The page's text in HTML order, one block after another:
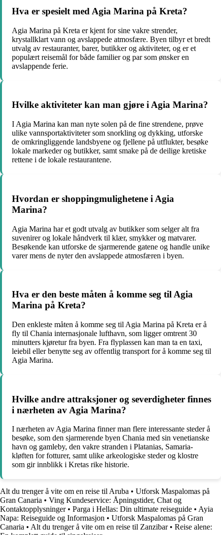
Hva er spesielt med Agia Marina på Kreta?
Agia Marina på Kreta er kjent for sine vakre strender,
krystallklart vann og avslappede atmosfære. Byen tilbyr et bredt
utvalg av restauranter, barer, butikker og aktiviteter, og er et
populært reisemål for både familier og par som ønsker en
avslappende ferie.
Hvilke aktiviteter kan man gjøre i Agia Marina?
I Agia Marina kan man nyte solen på de fine strendene, prøve
ulike vannsportaktiviteter som snorkling og dykking, utforske
de omkringliggende landsbyene og fjellene på utflukter, besøke
lokale markeder og butikker, samt smake på de deilige kretiske
rettene i de lokale restaurantene.
Hvordan er shoppingmulighetene i Agia
Marina?
Agia Marina har et godt utvalg av butikker som selger alt fra
suvenirer og lokale håndverk til klær, smykker og matvarer.
Besøkende kan utforske de sjarmerende gatene og handle unike
varer mens de nyter den avslappede atmosfæren i byen.
Hva er den beste måten å komme seg til Agia
Marina på Kreta?
Den enkleste måten å komme seg til Agia Marina på Kreta er å
fly til Chania internasjonale lufthavn, som ligger omtrent 30
minutters kjøretur fra byen. Fra flyplassen kan man ta en taxi,
leiebil eller benytte seg av offentlig transport for å komme seg til
Agia Marina.
Hvilke andre attraksjoner og severdigheter finnes
i nærheten av Agia Marina?
I nærheten av Agia Marina finner man flere interessante steder å
besøke, som den sjarmerende byen Chania med sin venetianske
havn og gamleby, den vakre stranden i Platanias, Samaria-
kløften for fotturer, samt ulike arkeologiske steder og klostre
som gir innblikk i Kretas rike historie.
Alt du trenger å vite om en reise til Aruba • Utforsk Maspalomas på
Gran Canaria • Ving Kundeservice: Åpningstider, Chat og
Kontaktopplysninger• Parga i Hellas: Din ultimate reiseguide • Ayia
Napa: Reiseguide og Informasjon • Utforsk Maspalomas på Gran
Canaria • Alt du trenger å vite om en reise til Zanzibar• Reise alene: